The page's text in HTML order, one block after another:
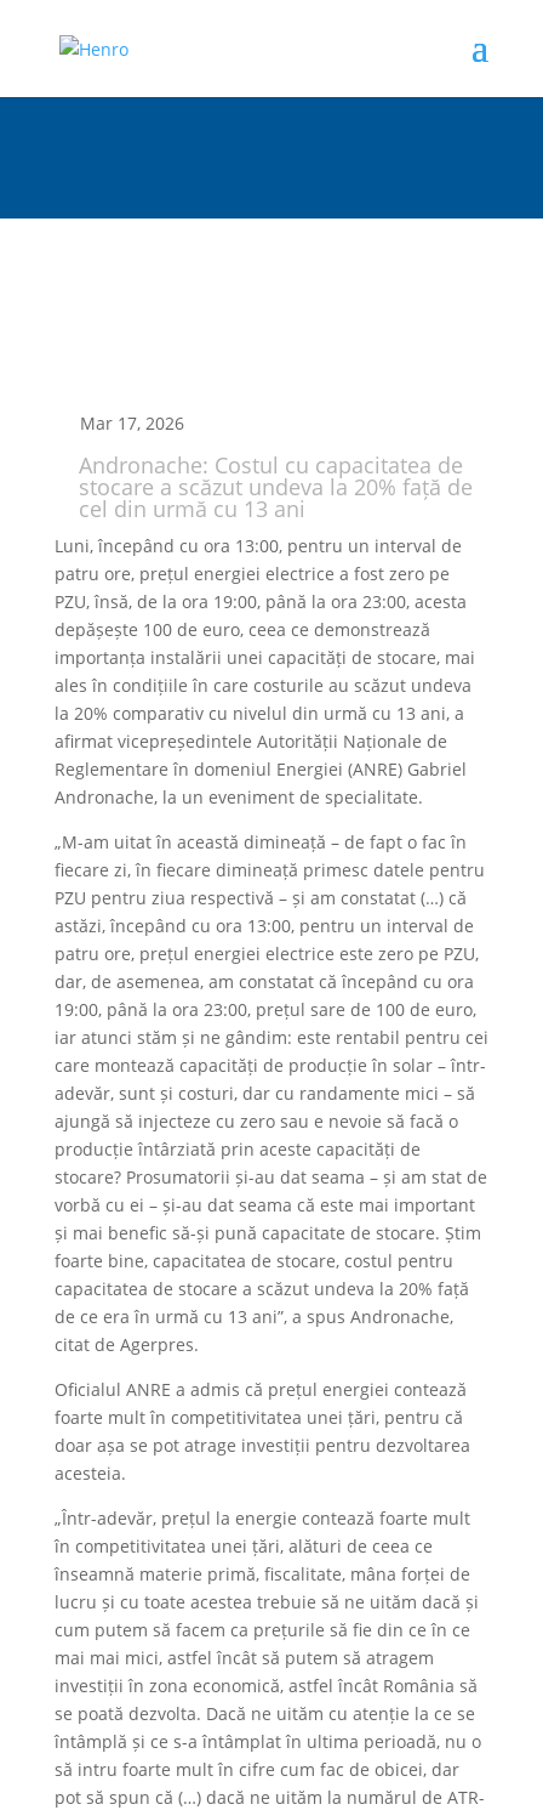
Mar 17, 2026
Andronache: Costul cu capacitatea de
stocare a scăzut undeva la 20% față de
cel din urmă cu 13 ani
Luni, începând cu ora 13:00, pentru un interval de
patru ore, prețul energiei electrice a fost zero pe
PZU, însă, de la ora 19:00, până la ora 23:00, acesta
depășește 100 de euro, ceea ce demonstrează
importanța instalării unei capacități de stocare, mai
ales în condițiile în care costurile au scăzut undeva
la 20% comparativ cu nivelul din urmă cu 13 ani, a
afirmat vicepreședintele Autorității Naționale de
Reglementare în domeniul Energiei (ANRE) Gabriel
Andronache, la un eveniment de specialitate.
„M-am uitat în această dimineață – de fapt o fac în
fiecare zi, în fiecare dimineață primesc datele pentru
PZU pentru ziua respectivă – și am constatat (…) că
astăzi, începând cu ora 13:00, pentru un interval de
patru ore, prețul energiei electrice este zero pe PZU,
dar, de asemenea, am constatat că începând cu ora
19:00, până la ora 23:00, prețul sare de 100 de euro,
iar atunci stăm și ne gândim: este rentabil pentru cei
care montează capacități de producție în solar – într-
adevăr, sunt și costuri, dar cu randamente mici – să
ajungă să injecteze cu zero sau e nevoie să facă o
producție întârziată prin aceste capacități de
stocare? Prosumatorii și-au dat seama – și am stat de
vorbă cu ei – și-au dat seama că este mai important
și mai benefic să-și pună capacitate de stocare. Știm
foarte bine, capacitatea de stocare, costul pentru
capacitatea de stocare a scăzut undeva la 20% față
de ce era în urmă cu 13 ani”, a spus Andronache,
citat de Agerpres.
Oficialul ANRE a admis că prețul energiei contează
foarte mult în competitivitatea unei țări, pentru că
doar așa se pot atrage investiții pentru dezvoltarea
acesteia.
„Într-adevăr, prețul la energie contează foarte mult
în competitivitatea unei țări, alături de ceea ce
înseamnă materie primă, fiscalitate, mâna forței de
lucru și cu toate acestea trebuie să ne uităm dacă și
cum putem să facem ca prețurile să fie din ce în ce
mai mai mici, astfel încât să putem să atragem
investiții în zona economică, astfel încât România să
se poată dezvolta. Dacă ne uităm cu atenție la ce se
întâmplă și ce s-a întâmplat în ultima perioadă, nu o
să intru foarte mult în cifre cum fac de obicei, dar
pot să spun că (…) dacă ne uităm la numărul de ATR-